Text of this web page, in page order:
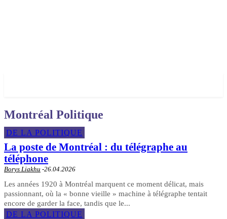
Montréal Politique
DE LA POLITIQUE
La poste de Montréal : du télégraphe au
téléphone
Borys Liakhu -26.04.2026
Les années 1920 à Montréal marquent ce moment délicat, mais
passionnant, où la « bonne vieille » machine à télégraphe tentait
encore de garder la face, tandis que le...
DE LA POLITIQUE